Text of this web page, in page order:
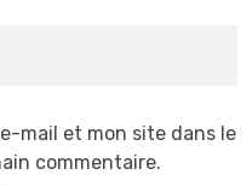
mail et mon site dans le
commentaire.